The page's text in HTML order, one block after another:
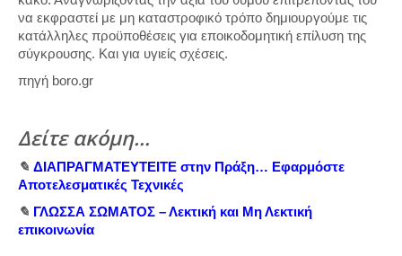
να εκφραστεί με μη καταστροφικό τρόπο δημιουργούμε τις
κατάλληλες προϋποθέσεις για εποικοδομητική επίλυση της
σύγκρουσης. Και για υγιείς σχέσεις.
πηγή boro.gr
Δείτε ακόμη…
✎ ΔΙΑΠΡΑΓΜΑΤΕΥΤΕΙΤΕ στην Πράξη… Εφαρμόστε
Αποτελεσματικές Τεχνικές
✎ ΓΛΩΣΣΑ ΣΩΜΑΤΟΣ – Λεκτική και Μη Λεκτική
επικοινωνία